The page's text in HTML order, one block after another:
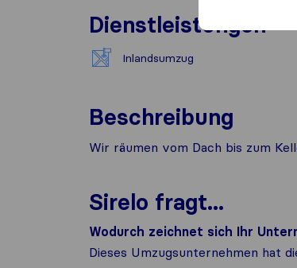
Dienstleistungen
Inlandsumzug
Beschreibung
Wir räumen vom Dach bis zum
Sirelo fragt...
Wodurch zeichnet sich Ihr
Dieses Umzugsunternehmen hat